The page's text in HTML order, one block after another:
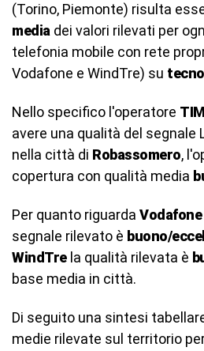
(Torino, Piemonte) risulta
media dei valori rilevati per
telefonia mobile con rete
Vodafone e WindTre) su
Nello specifico l'operatore TIM
avere una qualità del segnale
nella città di Robassomero,
copertura con qualità media
Per quanto riguarda Vodafone
segnale rilevato è buono/
WindTrela qualità rilevata è
base media in città.
Di seguito una sintesi
medie rilevate sul territorio